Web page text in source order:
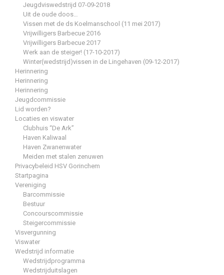
Jeugdviswedstrijd 07-09-2018
Uit de oude doos…
Vissen met de ds Koelmanschool (11 mei 2017)
Vrijwilligers Barbecue 2016
Vrijwilligers Barbecue 2017
Werk aan de steiger! (17-10-2017)
Winter(wedstrijd)vissen in de Lingehaven (09-12-2017)
Herinnering
Herinnering
Herinnering
Jeugdcommissie
Lid worden?
Locaties en viswater
Clubhuis “De Ark”
Haven Kaliwaal
Haven Zwanenwater
Meiden met stalen zenuwen
Privacybeleid HSV Gorinchem
Startpagina
Vereniging
Barcommissie
Bestuur
Concourscommissie
Steigercommissie
Visvergunning
Viswater
Wedstrijd informatie
Wedstrijdprogramma
Wedstrijduitslagen